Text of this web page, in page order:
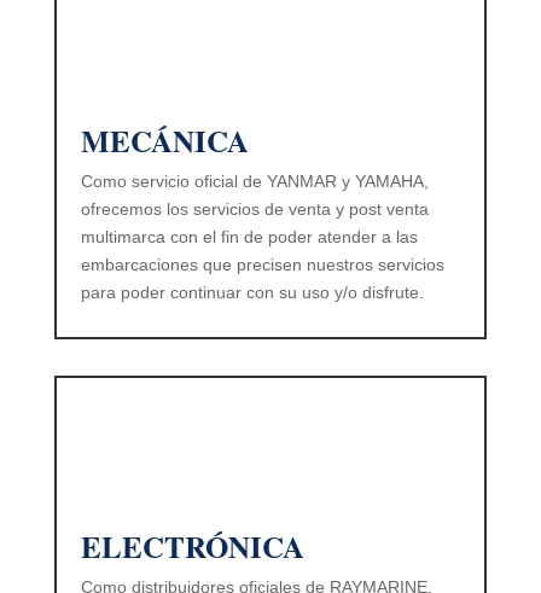
MECÁNICA
Como servicio oficial de YANMAR y YAMAHA,
ofrecemos los servicios de venta y post venta
multimarca con el fin de poder atender a las
embarcaciones que precisen nuestros servicios
para poder continuar con su uso y/o disfrute.
ELECTRÓNICA
Como distribuidores oficiales de RAYMARINE,